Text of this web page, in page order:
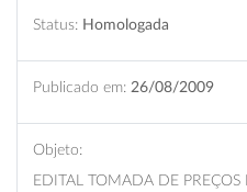
Status: Homologada
Publicado em: 26/08/2009
Objeto:
EDITAL TOMADA DE